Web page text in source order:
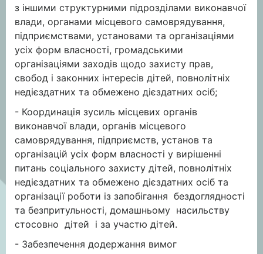
з іншими структурними підрозділами виконавчої
влади, органами місцевого самоврядування,
підприємствами, установами та організаціями
усіх форм власності, громадськими
організаціями заходів щодо захисту прав,
свобод і законних інтересів дітей, повнолітніх
недієздатних та обмежено дієздатних осіб;
- Координація зусиль місцевих органів
виконавчої влади, органів місцевого
самоврядування, підприємств, установ та
організацій усіх форм власності у вирішенні
питань соціального захисту дітей, повнолітніх
недієздатних та обмежено дієздатних осіб та
організації роботи із запобігання бездоглядності
та безпритульності, домашньому насильству
стосовно дітей і за участю дітей.
- Забезпечення додержання вимог